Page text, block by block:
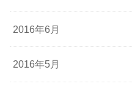
2016年6月
2016年5月